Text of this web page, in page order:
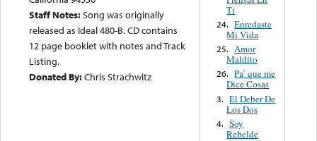
Staff Notes:Song was originally
released as Ideal 480-B. CD contains
12 page booklet with notes and Track
Listing.
Donated By:Chris Strachwitz
Ti
24. Enredaste
Mi Vida
25. Amor
Maldito
26. Pa’ que me
Dice Cosas
3. El Deber De
Los Dos
4. Soy
Rebelde